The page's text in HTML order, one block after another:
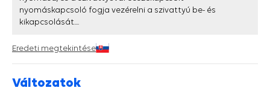
nyomáskapcsoló fogja vezérelni a szivattyú be- és
kikapcsolását....
Eredeti megtekintése
Változatok